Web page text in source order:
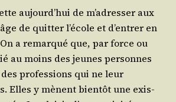
aujourd’­hui de m’a­dres­ser aux
de quit­ter l’é­cole et d’en­trer en
a remar­qué que, par force ou
au moins des jeunes per­sonnes
des pro­fes­sions qui ne leur
Elles y mènent bien­tôt une exis­